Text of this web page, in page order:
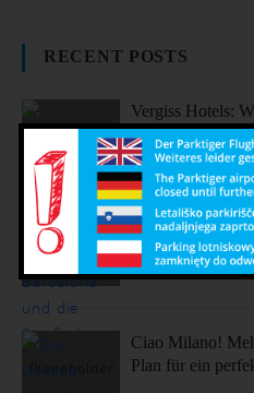
RECENT POSTS
Vergiss Hotels:
einem dieser
Sonne, Stil,
Barcelona an
Ciao Milano!
Plan für ein